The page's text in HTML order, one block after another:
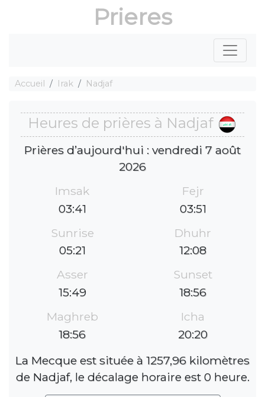
Prieres
Accueil Irak Nadjaf
Heures de prières à Nadjaf
Prières d’aujourd'hui : vendredi 7 août
2026
Imsak
03:41
Fejr
03:51
Sunrise
05:21
Dhuhr
12:08
Asser
15:49
Sunset
18:56
Maghreb
18:56
Icha
20:20
La Mecque est située à 1257,96 kilomètres
de Nadjaf, le décalage horaire est 0 heure.